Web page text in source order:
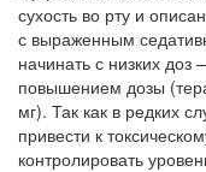
сухость во рту и
с выраженным
начинать с низ­ких
повышением дозы
мг). Так как в редких
привести к
контролировать